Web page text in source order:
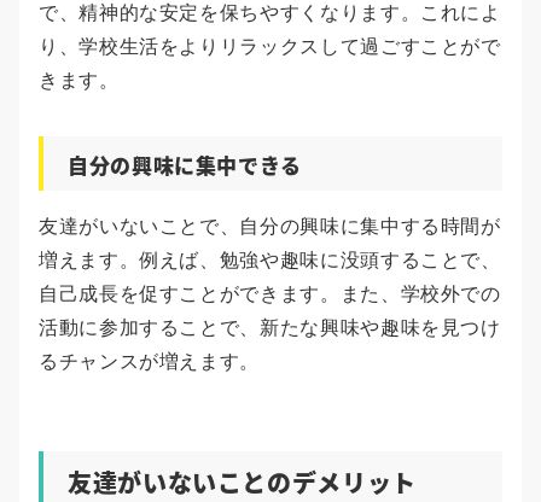
で、精神的な安定を保ちやすくなります。これによ
り、学校生活をよりリラックスして過ごすことがで
きます。
自分の興味に集中できる
友達がいないことで、自分の興味に集中する時間が
増えます。例えば、勉強や趣味に没頭することで、
自己成長を促すことができます。また、学校外での
活動に参加することで、新たな興味や趣味を見つけ
るチャンスが増えます。
友達がいないことのデメリット